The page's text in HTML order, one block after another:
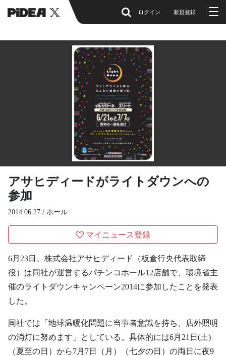
ログイン 新規登録
アサヒディードがライトダウンへの
参加
2014.06.27 / ホール
マイニュース登録
6月23日、株式会社アサヒディード（板倉行央代表取締
役）は同社が運営するパチンコホール12店舗で、環境省主
催のライトダウンキャンペーン2014に参加したことを発表
した。
同社では「地球温暖化問題に当事者意識を持ち、店外照明
の消灯に努めます」としている。具体的には6月21日(土)
（夏至の日）から7月7日（月）（七夕の日）の両日に夜9